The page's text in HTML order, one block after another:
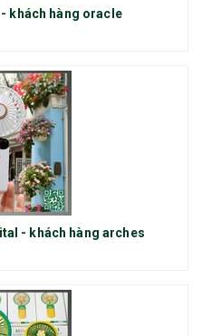
khách hàng oracle
- khách hàng arches